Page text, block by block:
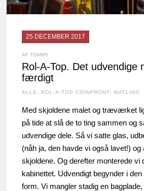
25 DECEMBER 2017
AF TOMMY
Rol-A-Top. Det udvendige
færdigt
ALLE ROL-A-TOP COINFRONT, WATLING
Med skjoldene malet og træværket
på tide at slå de to ting sammen og
udvendige dele. Så vi satte glas,
(nåh ja, den havde vi også lavet!) og
skjoldene. Og derefter monterede vi
kabinettet. Udvendigt begynder i den
form. Vi mangler stadig en